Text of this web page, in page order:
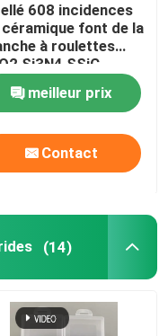
608 incidences
céramique font de la
à roulettes
Si3N4 SSiC
meilleur prix
Contact
(14)